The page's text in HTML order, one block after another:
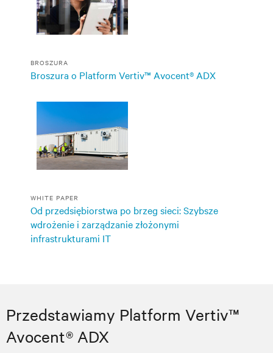
BROSZURA
Broszura o Platform Vertiv™ Avocent® ADX
WHITE PAPER
Od przedsiębiorstwa po brzeg sieci: Szybsze
wdrożenie i zarządzanie złożonymi
infrastrukturami IT
Przedstawiamy Platform Vertiv™
Avocent® ADX